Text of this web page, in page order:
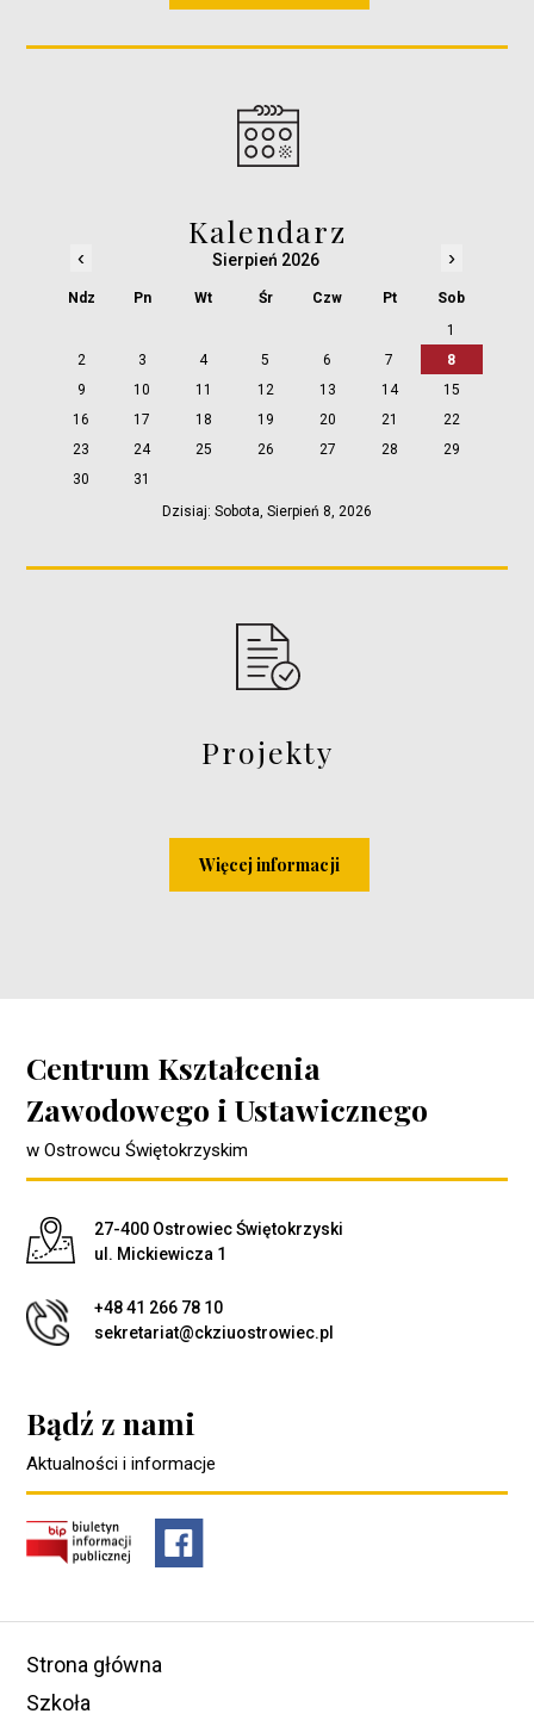
Kalendarz
‹ Sierpień 2026 ›
Ndz Pn Wt Śr Czw Pt
Sob
1
2
3 4 5 6 7
8
9
10 11 12 13 14
15
16
17 18 19 20 21
22
23
24 25 26 27 28
29
30
31
Dzisiaj: Sobota, Sierpień 8, 2026
Projekty
Więcej informacji
Centrum Kształcenia
Zawodowego i Ustawicznego
w Ostrowcu Świętokrzyskim
Adres pocztowy:
27-400 Ostrowiec Świętokrzyski
ul. Mickiewicza 1
+48 41 266 78 10
sekretariat@ckziuostrowiec.pl
Bądź z nami
Aktualności i informacje
Strona główna
Szkoła